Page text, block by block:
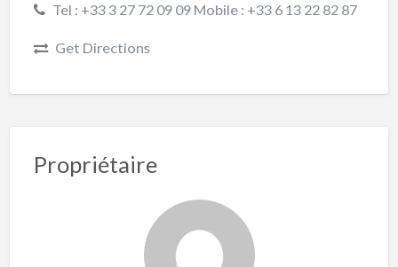
Tel : +33 3 27 72 09 09 Mobile : +33 6 13 22 82 87
Get Directions
Propriétaire